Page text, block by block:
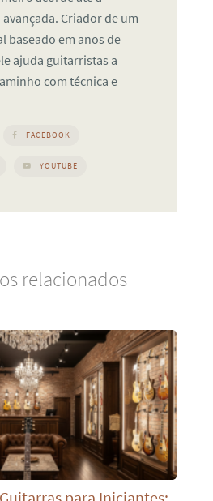
Criador de um
baseado em anos de
ajuda guitarristas a
com técnica e
FACEBOOK
YOUTUBE
relacionados